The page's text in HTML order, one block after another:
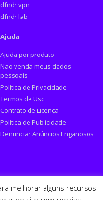
dfndr vpn
dfndr lab
Ajuda
Ajuda por produto
Nao venda meus dados
pessoais
Política de Privacidade
Termos de Uso
Contrato de Licença
Política de Publicidade
Denunciar Anúncios Enganosos
melhorar alguns recursos